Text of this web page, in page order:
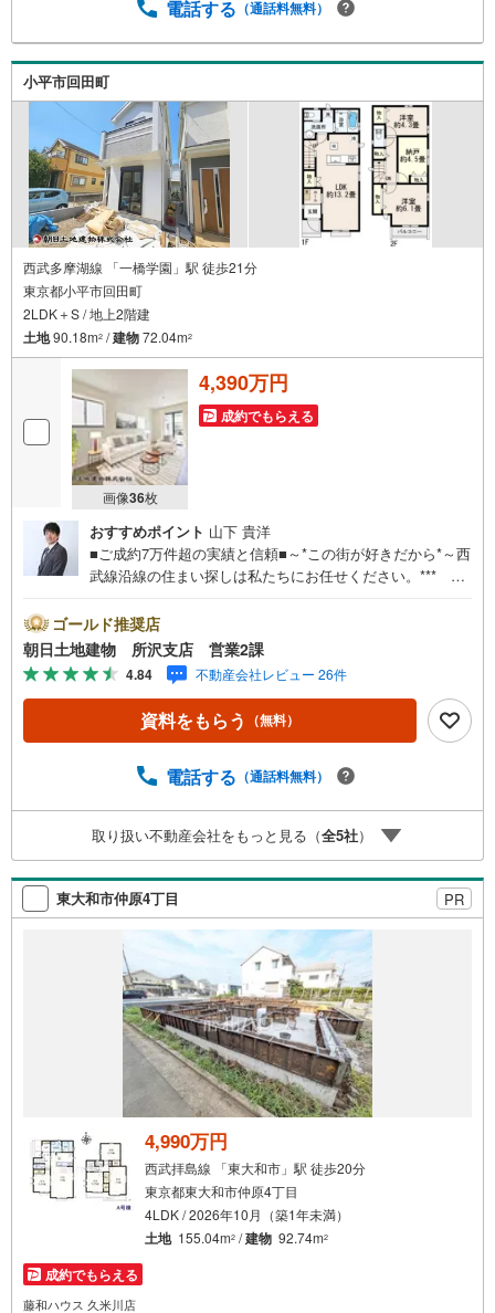
（居住中物件）の手配が必要な場合がございますのでご容
案内が可能となりますのでお手数ですがご一報ください。
◆物件のご案内は◆弊社へのご来社、お客様宅へのお迎
え・最寄駅での待ち合わせ、物件周辺のコンビニ等でお待
ち合わせなど、ご希望をお伝えください。ご希望条件をお
伝え頂けましたら、ご見学希望物件以外の資料も用意して
参ります。もちろん他の物件も併せてご案内させていただ
きます。
電話する （通話料無料）
小平市回田町
西武多摩湖線 「一橋学園」駅 徒歩21分
東京都小平市回田町
2LDK＋S / 地上2階建
土地90.18m2 /建物72.04m2
画像36枚
4,390万円
成約でもらえる
おすすめポイント 山下 貴洋
■ご成約7万件超の実績と信頼■～*この街が好きだから*～西
武線沿線の住まい探しは私たちにお任せください。*** 住
玉・神奈川に展開。豊富な取引データと現場経験をもと
に、お客様一人ひとりに最適なご提案を行っています。
「住宅ローンが不安」「自己資金が少ないけれど購入でき
る？」「住み替えの進め方が分からない」など、購入・売
却に関するお悩みにも有資格スタッフが丁寧に対応。資金
計画の立案から契約・お引渡しまで一貫してサポートいた
件ごとのメリット・注意点をまとめたレポートもご用意し
応。まずはお気軽にご相談ください。■電車でお越しのお客
様は、西武線「所沢駅」西口より徒歩5分■お車でお越しの
お客様は、提携駐車場がございますので弊社営業スタッフ
までお尋ねください。
ゴールド推奨店
朝日土地建物 所沢支店 営業2課
4.84 不動産会社レビュー 26件
資料をもらう （無料）
電話する （通話料無料）
取り扱い不動産会社をもっと見る（全5社）
東大和市仲原4丁目 PR
4,990万円
西武拝島線 「東大和市」駅 徒歩20分
東京都東大和市仲原4丁目
4LDK / 2026年10月（築1年未満）
土地 155.04m2 /建物 92.74m2
成約でもらえる
藤和ハウス 久米川店